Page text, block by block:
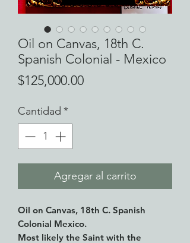
Oil on Canvas, 18th C.
Spanish Colonial - Mexico
$125,000.00Precio
Cantidad *
Agregar al carrito
Oil on Canvas, 18th C. Spanish
Colonial Mexico.
Most likely the Saint with the